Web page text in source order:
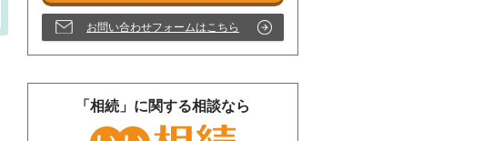
受付時間 平日9:00–19:00 / 土日祝9:00–18:00
お問い合わせフォームはこちら
「相続」に関する相談なら